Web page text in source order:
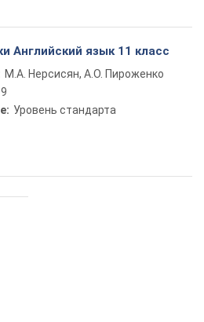
Английский язык 11 класс
М.А. Нерсисян, А.О. Пироженко
Уровень стандарта